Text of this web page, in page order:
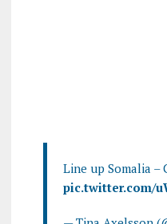
Line up Somalia –
pic.twitter.com/